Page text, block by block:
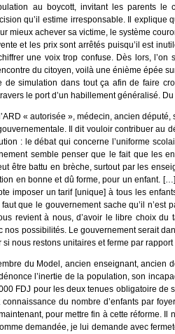
au boycott, invitant les parents
qu’il estime irresponsable. Il
mieux achever sa victime, le système
et les prix sont arrêtés puisqu’il est
une voix trop confuse. Dès lors,
du citoyen, voilà une énième épée
simulation dans tout ça afin de faire
le port d’un habillement généralisé.
« autorisée », médecin, ancien
Il dit vouloir contribuer au
: le débat qui concerne l’uniforme
semble penser que le fait que les
être battu en brèche, surtout par les
en bonne et dû forme, pour un enfant.
imposer un tarif [unique] à tous les
que le gouvernement sache qu’il n’est
revient à nous, d’avoir le libre choix
nos possibilités. Le gouvernement serait
nous restons unitaires et ferme par
du Model, ancien enseignant,
l’inertie de la population, son
FDJ pour les deux tenues obligatoire de
du nombre d’enfants par
pour mettre fin à cette réforme.
demandée, je lui demande avec